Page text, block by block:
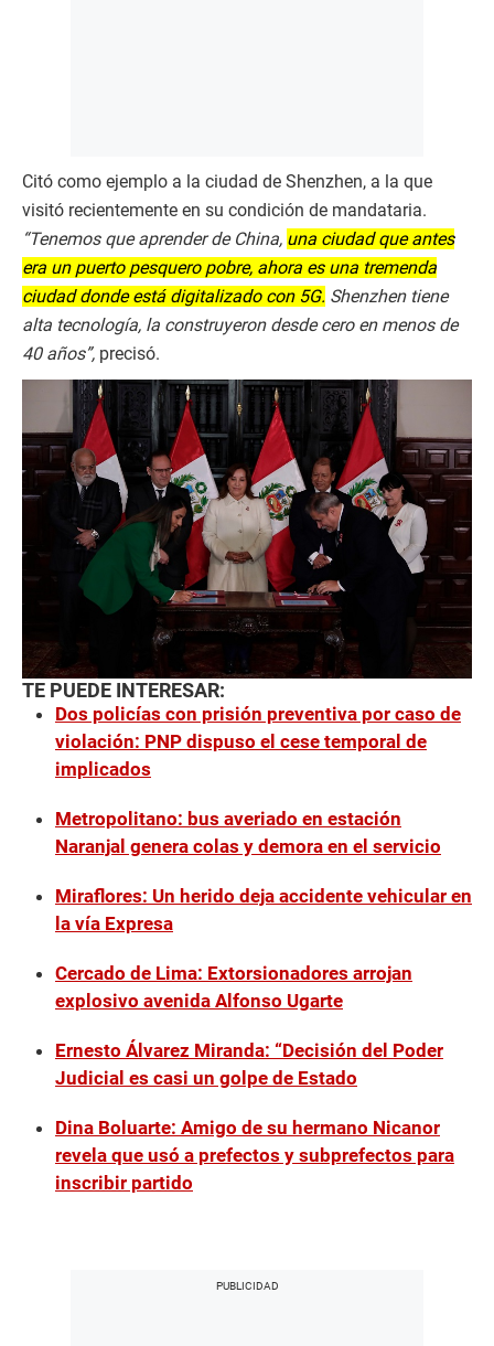
Citó como ejemplo a la ciudad de Shenzhen, a la que
visitó recientemente en su condición de mandataria.
“Tenemos que aprender de China, una ciudad que antes
era un puerto pesquero pobre, ahora es una tremenda
ciudad donde está digitalizado con 5G. Shenzhen tiene
alta tecnología, la construyeron desde cero en menos de
40 años”, precisó.
TE PUEDE INTERESAR:
Dos policías con prisión preventiva por caso de
violación: PNP dispuso el cese temporal de
implicados
Metropolitano: bus averiado en estación
Naranjal genera colas y demora en el servicio
Miraflores: Un herido deja accidente vehicular en
la vía Expresa
Cercado de Lima: Extorsionadores arrojan
explosivo avenida Alfonso Ugarte
Ernesto Álvarez Miranda: “Decisión del Poder
Judicial es casi un golpe de Estado
Dina Boluarte: Amigo de su hermano Nicanor
revela que usó a prefectos y subprefectos para
inscribir partido